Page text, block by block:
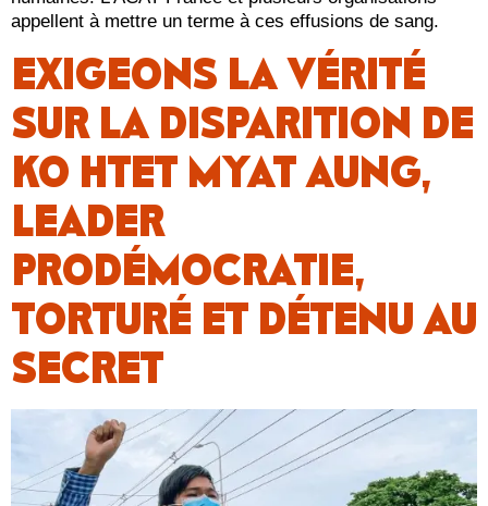
appellent à mettre un terme à ces effusions de sang.
EXIGEONS LA VÉRITÉ
SUR LA DISPARITION DE
KO HTET MYAT AUNG,
LEADER
PRODÉMOCRATIE,
TORTURÉ ET DÉTENU AU
SECRET